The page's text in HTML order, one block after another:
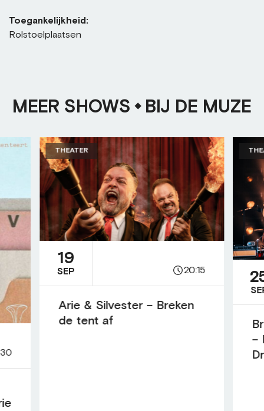
Toegankelijkheid:
Rolstoelplaatsen
MEER SHOWS BIJ DE MUZE
THEATER
19
SEP 20:15
Arie & Silvester – Breken
de tent af
–